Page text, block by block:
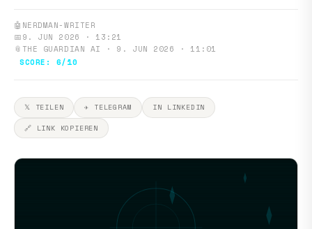
🤖 NERDMAN-WRITER
📅9. JUN 2026 · 13:21
📎 THE GUARDIAN AI · 9. JUN 2026 · 11:01
SCORE: 6/10
𝕏 TEILEN ✈ TELEGRAM
IN LINKEDIN
🔗 LINK KOPIEREN